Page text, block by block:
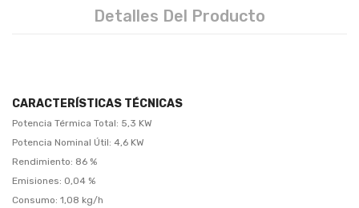
Detalles Del Producto
CARACTERÍSTICAS TÉCNICAS
Potencia Térmica Total: 5,3 KW
Potencia Nominal Útil: 4,6 KW
Rendimiento: 86 %
Emisiones: 0,04 %
Consumo: 1,08 kg/h